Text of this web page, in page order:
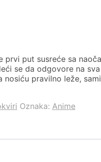
put susreće sa
se da odgovore na
pravilno leže,
Oznaka: Anime